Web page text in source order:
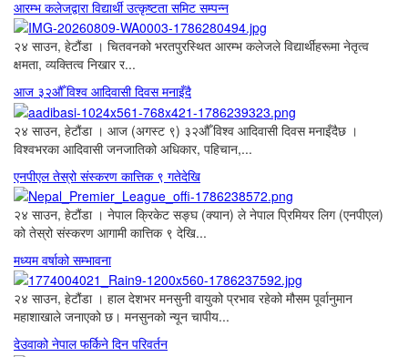
आरम्भ कलेजद्वारा विद्यार्थी उत्कृष्टता समिट सम्पन्न
२४ साउन, हेटौंडा । चितवनको भरतपुरस्थित आरम्भ कलेजले विद्यार्थीहरूमा नेतृत्व
क्षमता, व्यक्तित्व निखार र...
आज ३२औँ विश्व आदिवासी दिवस मनाइँदै
२४ साउन, हेटौंडा । आज (अगस्ट ९) ३२औँ विश्व आदिवासी दिवस मनाइँदैछ ।
विश्वभरका आदिवासी जनजातिको अधिकार, पहिचान,...
एनपीएल तेस्रो संस्करण कात्तिक ९ गतेदेखि
२४ साउन, हेटौंडा । नेपाल क्रिकेट सङ्घ (क्यान) ले नेपाल प्रिमियर लिग (एनपीएल)
को तेस्रो संस्करण आगामी कात्तिक ९ देखि...
मध्यम वर्षाको सम्भावना
२४ साउन, हेटौंडा । हाल देशभर मनसुनी वायुको प्रभाव रहेको मौसम पूर्वानुमान
महाशाखाले जनाएको छ। मनसुनको न्यून चापीय...
देउवाको नेपाल फर्किने दिन परिवर्तन